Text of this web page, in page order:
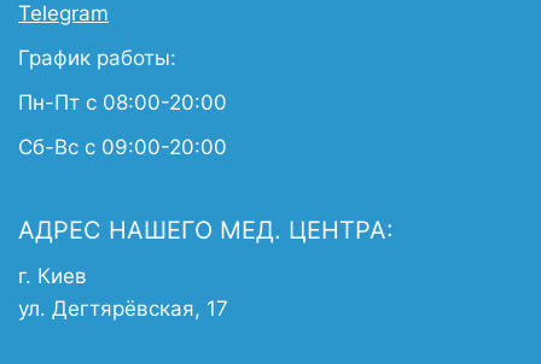
Telegram
График работы:
Пн-Пт с 08:00-20:00
Сб-Вс с 09:00-20:00
АДРЕС НАШЕГО МЕД. ЦЕНТРА:
г. Киев
ул. Дегтярёвская, 17